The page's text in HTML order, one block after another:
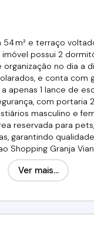
54 m² e terraço
possui 2
no dia a
e conta com
apenas 1 lance de
com portaria
masculino e
reservada para
garantindo
Shopping Granja
e faculdade Rio
e excelente
conferir!!!Agende já
Ver mais...